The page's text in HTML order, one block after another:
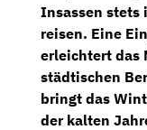
Insassen stets
reisen. Eine
erleichtert das
städtischen
bringt das
der kalten